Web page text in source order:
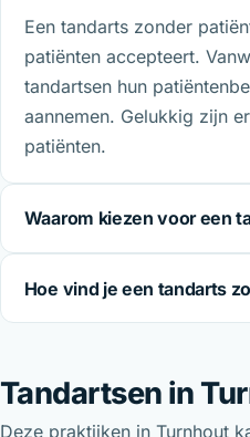
Een tandarts zonder
patiënten accepteert.
tandartsen hun
aannemen. Gelukkig zijn
patiënten.
Waarom kiezen voor een
Hoe vind je een tandarts
Tandartsen in
Deze praktijken in Turnhout